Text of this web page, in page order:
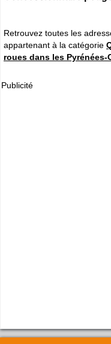
Retrouvez toutes les
appartenant à la catégorie
roues dans les Pyrénées-
Publicité